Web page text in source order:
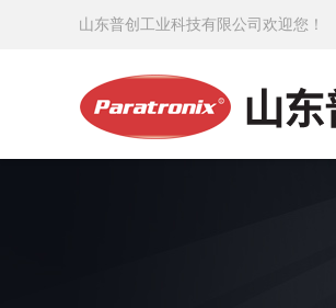
山东普创工业科技有限公司欢迎您！